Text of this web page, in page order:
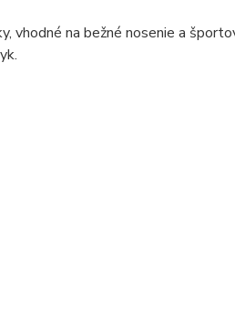
vhodné na bežné nosenie a